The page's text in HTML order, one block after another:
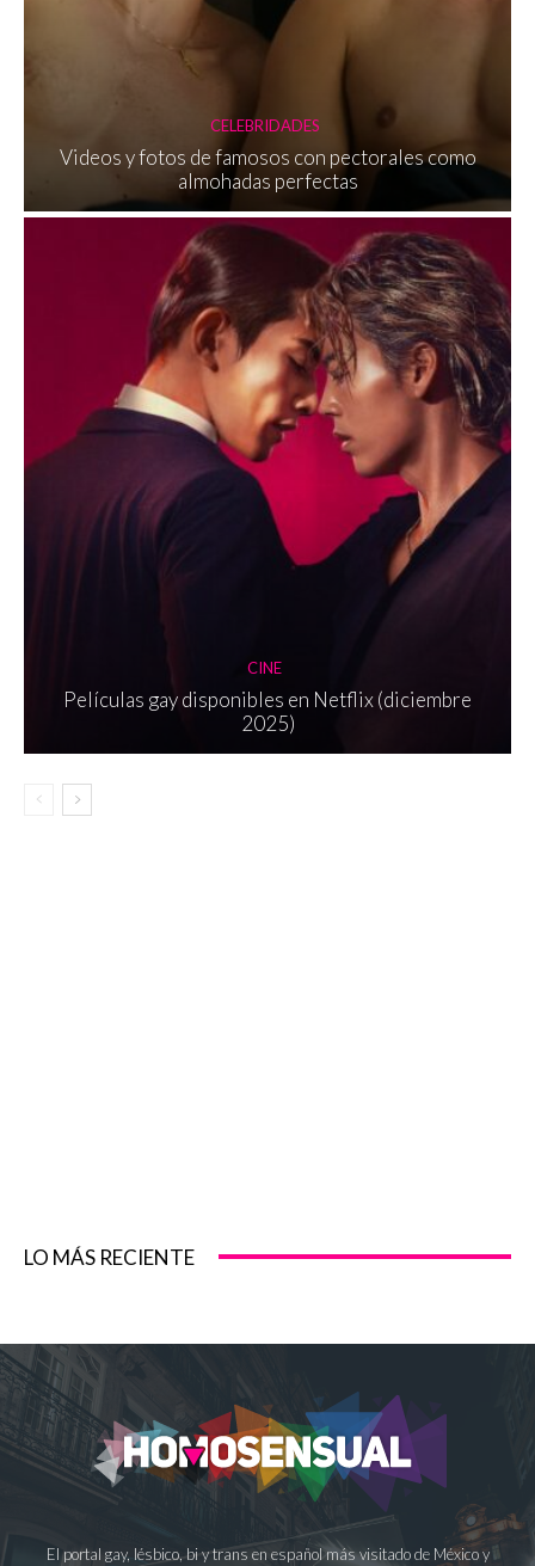
CELEBRIDADES
Videos y fotos de famosos con pectorales como
almohadas perfectas
CINE
Películas gay disponibles en Netflix (diciembre
2025)
LO MÁS RECIENTE
El portal gay, lésbico, bi y trans en español más visitado de México y